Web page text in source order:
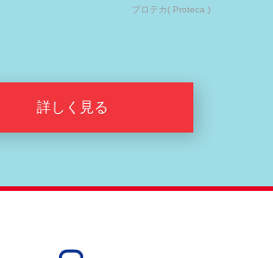
プロテカ( Proteca )
詳しく見る